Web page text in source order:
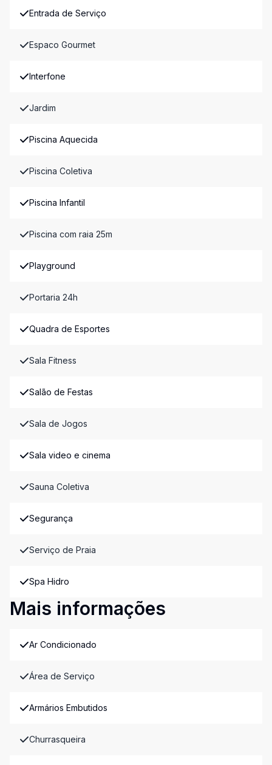
Entrada de Serviço
Espaco Gourmet
Interfone
Jardim
Piscina Aquecida
Piscina Coletiva
Piscina Infantil
Piscina com raia 25m
Playground
Portaria 24h
Quadra de Esportes
Sala Fitness
Salão de Festas
Sala de Jogos
Sala video e cinema
Sauna Coletiva
Segurança
Serviço de Praia
Spa Hidro
Mais informações
Ar Condicionado
Área de Serviço
Armários Embutidos
Churrasqueira